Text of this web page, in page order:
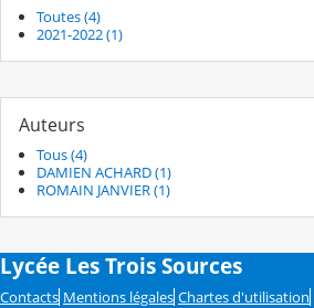
Toutes (4)
2021-2022 (1)
Auteurs
Tous (4)
DAMIEN ACHARD (1)
ROMAIN JANVIER (1)
Lycée Les Trois Sources
Contacts Mentions légales Chartes d'utilisation